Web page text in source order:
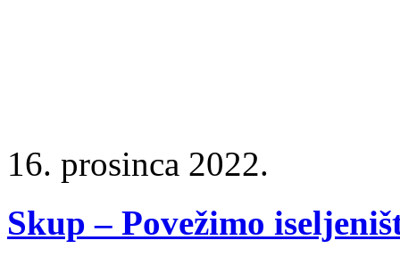
16. prosinca 2022.
Skup – Povežimo